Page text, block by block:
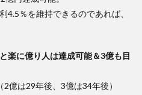
4.5％を維持できるのであれば、
楽に億り人は達成可能＆3億も目
は29年後、3億は34年後）